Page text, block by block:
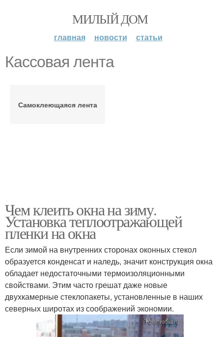
МИЛЫЙ ДОМ
главная новости статьи
Кассовая лента
Самоклеющаяся лента
Чем клеить окна на зиму.
Установка теплоотражающей
пленки на окна
Если зимой на внутренних сторонах оконных стекол
образуется конденсат и наледь, значит конструкция окна
обладает недостаточными термоизоляционными
свойствами. Этим часто грешат даже новые
двухкамерные стеклопакеты, установленные в наших
северных широтах из соображений экономии.